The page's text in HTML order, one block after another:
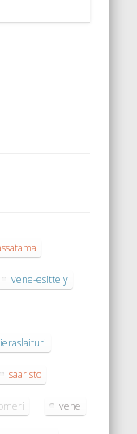
vene-esittely
saaristo
vene